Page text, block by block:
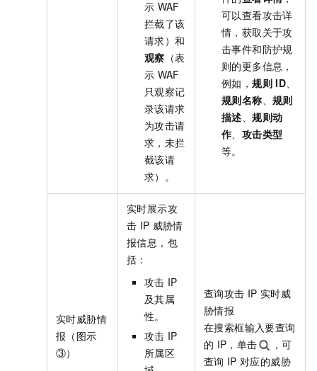
示 WAF
拦截了该
请求）和
观察 （表
示 WAF
只观察记
录该请求
为攻击请
求，未拦
截该请
求）。
可以查看攻击详
情，获取关于攻
击事件和防护规
则的更多信息，
例如，规则 ID
规则名称 、规则
描述 、规则动
作
攻击类型
等。
实时威胁情
报（图示
③）
实时展示攻
击 IP 威胁情
报信息，包
括：
攻击 IP
及其属
性。
攻击 IP
所属区
查询攻击 IP 实时威
胁情报
在搜索框输入要查询
的 IP，单击
，可
查询 IP 对应的威胁